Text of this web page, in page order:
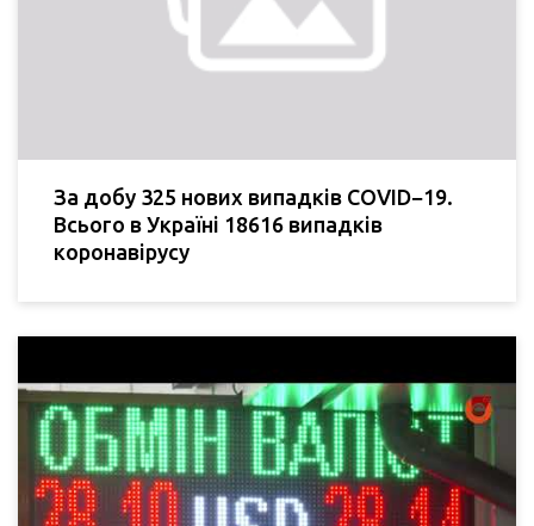
За добу 325 нових випадків COVID−19.
Всього в Україні 18616 випадків
коронавірусу